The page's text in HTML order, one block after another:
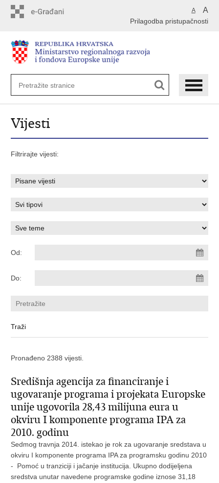
A A
Prilagodba pristupačnosti
Vijesti
Filtrirajte vijesti:
Od:
Do:
Pronađeno 2388 vijesti.
Središnja agencija za financiranje i
ugovaranje programa i projekata Europske
unije ugovorila 28,43 milijuna eura u
okviru I komponente programa IPA za
2010. godinu
Sedmog travnja 2014. istekao je rok za ugovaranje sredstava u
okviru I komponente programa IPA za programsku godinu 2010
- Pomoć u tranziciji i jačanje institucija. Ukupno dodijeljena
sredstva unutar navedene programske godine iznose 31,18